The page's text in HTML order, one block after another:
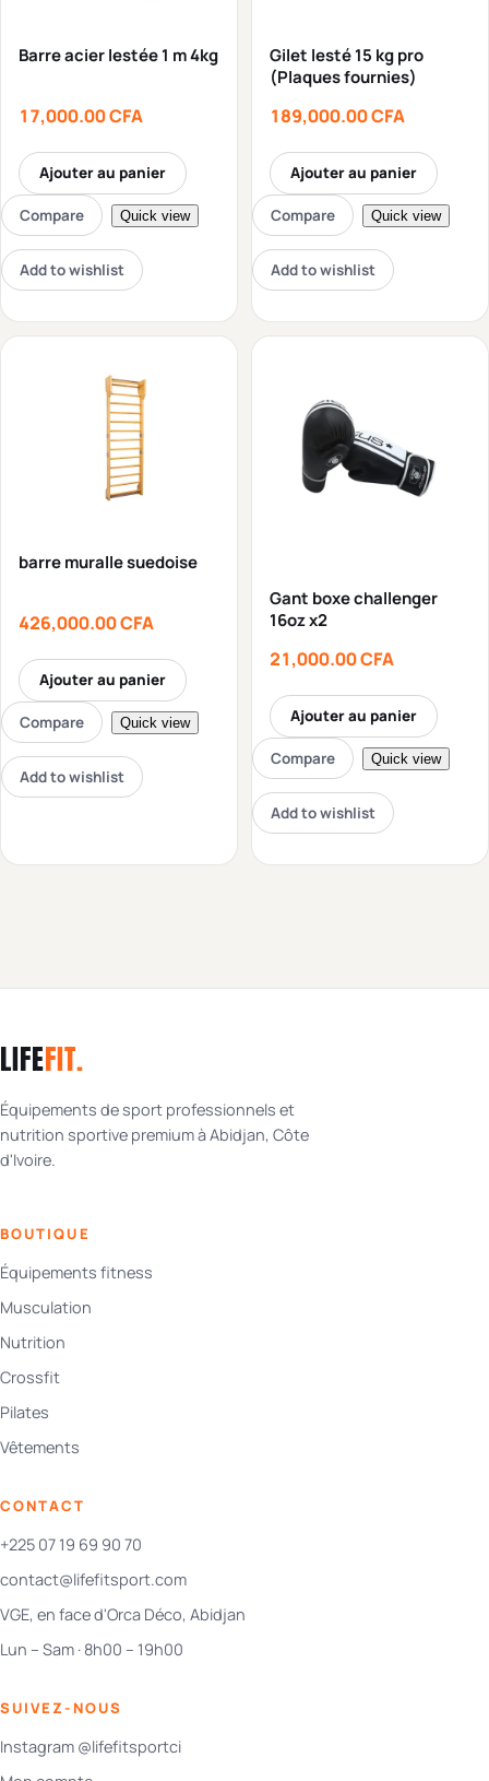
Barre acier lestée 1 m 4kg
17,000.00CFA
Ajouter au panier
Compare Quick view
Add to wishlist
Gilet lesté 15 kg pro
(Plaques fournies)
189,000.00CFA
Ajouter au panier
Compare Quick view
Add to wishlist
barre muralle suedoise
426,000.00CFA
Ajouter au panier
Compare Quick view
Add to wishlist
Gant boxe challenger
16oz x2
21,000.00CFA
Ajouter au panier
Compare Quick view
Add to wishlist
LIFEFIT.
Équipements de sport professionnels et
nutrition sportive premium à Abidjan, Côte
d'Ivoire.
BOUTIQUE
Équipements fitness
Musculation
Nutrition
Crossfit
Pilates
Vêtements
CONTACT
+225 07 19 69 90 70
contact@lifefitsport.com
VGE, en face d'Orca Déco, Abidjan
Lun – Sam · 8h00 – 19h00
SUIVEZ-NOUS
Instagram @lifefitsportci